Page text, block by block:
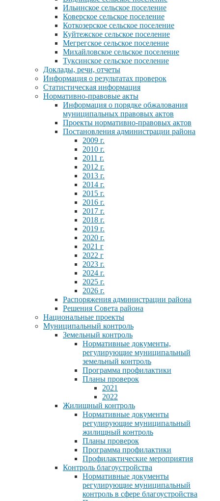
Ильинское сельское поселение
Коверское сельское поселение
Коткозерское сельское поселение
Куйтежское сельское поселение
Мегрегское сельское поселение
Михайловское сельское поселение
Туксинское сельское поселение
Доклады, речи, отчеты
Информация о результатах проверок
Статистическая информация
Нормативно-правовые акты
Информация о порядке обжалования
муниципальных правовых актов
Проекты нормативно-правовых актов
Постановления администрации района
2009 г.
2010 г.
2011 г.
2012 г.
2013 г.
2014 г.
2015 г.
2016 г.
2017 г.
2018 г.
2019 г.
2020 г.
2021 г
2022 г
2023 г.
2024 г.
2025 г.
2026 г.
Распоряжения администрации района
Решения Совета района
Национальные проекты
Муниципальный контроль
Земельный контроль
Нормативные документы,
регулирующие муниципальный
земельный контроль
Программа профилактики
Планы проверок
2021
2022
Жилищный контроль
Нормативные документы
регулирующие муниципальный
жилищный контроль
Планы проверок
Программа профилактики
Профилактические мероприятия
Контроль благоустройства
Нормативные документы
регулирующие муниципальный
контроль в сфере благоустройства